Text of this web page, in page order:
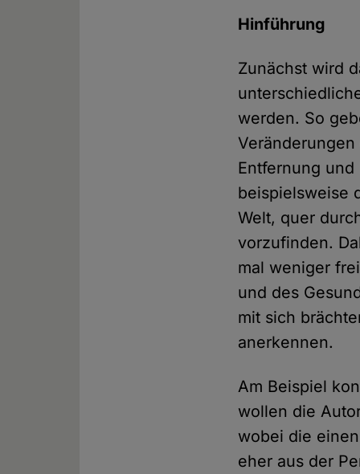
Hinführung
Zunächst wird
werden. So
Entfernung
beispielsweise
Welt, quer
vorzufinden.
mal weniger
und des
mit sich
anerkennen.
Am Beispiel
wollen die
wobei die
eher aus der